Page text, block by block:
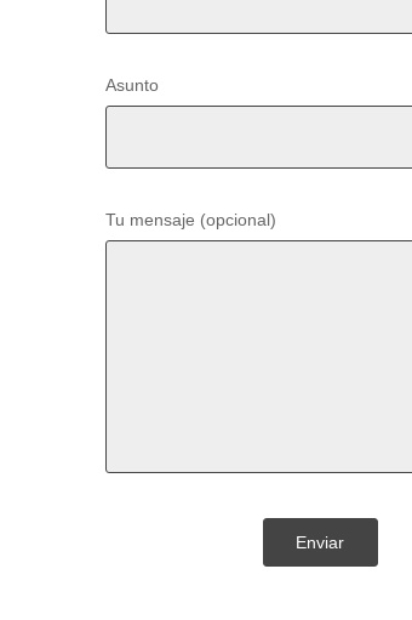
Asunto
Tu mensaje (opcional)